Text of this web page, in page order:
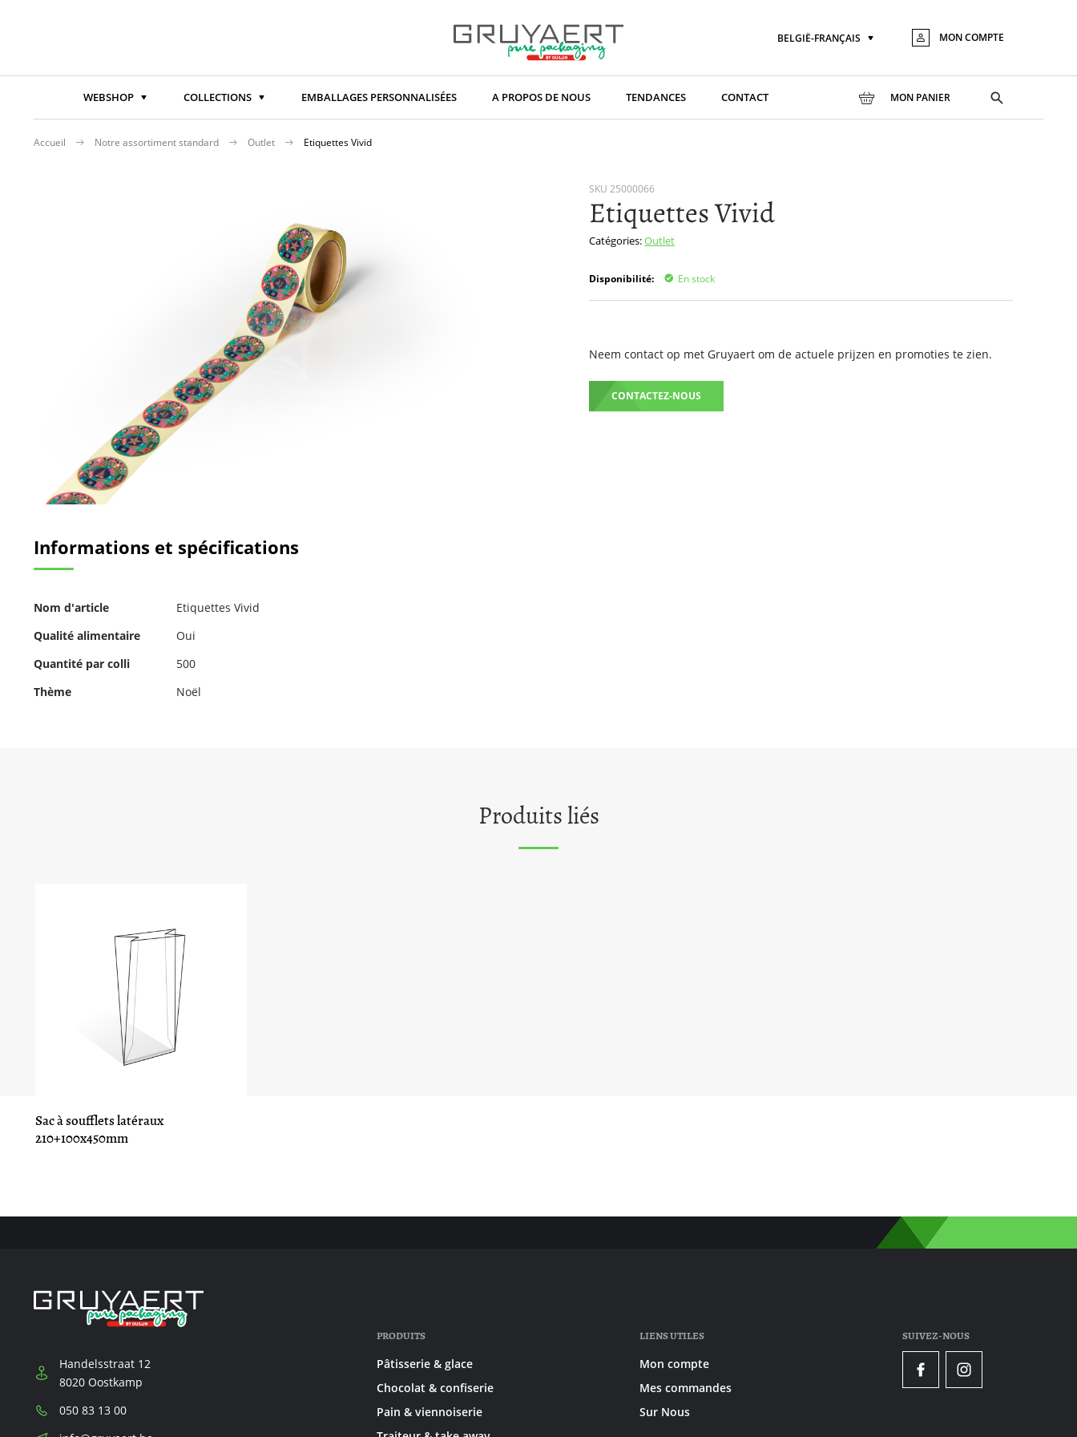
Langue
BELGIË-FRANÇAIS MON COMPTE
WEBSHOP COLLECTIONS EMBALLAGES PERSONNALISÉES A PROPOS DE NOUS TENDANCES CONTACT MON PANIER
Toggle
search
Accueil Notre assortiment standard Outlet Etiquettes Vivid
SKU25000066
Etiquettes Vivid
Catégories:Outlet
Disponibilité: En stock
Neem contact op met Gruyaert om de actuele prijzen en promoties te zien.
CONTACTEZ-NOUS
début
de
la
d’images
Informations et spécifications
Pour
d'informations
Nom d'article
Etiquettes Vivid
Qualité alimentaire
Oui
Quantité par colli
500
Thème
Noël
Produits liés
Sac à soufflets latéraux
210+100x450mm
Handelsstraat 12
8020 Oostkamp
Téléphone:
050 83 13 00
PRODUITS
Pâtisserie & glace
Chocolat & confiserie
Pain & viennoiserie
LIENS UTILES
Mon compte
Mes commandes
Sur Nous
SUIVEZ-NOUS
FacebookInstagram